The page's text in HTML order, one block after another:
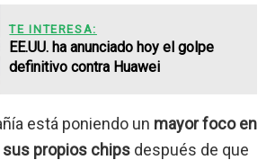
TE INTERESA:
EE.UU. ha anunciado hoy el golpe
definitivo contra Huawei
está poniendo un mayor foco en
sus propios chips después de que